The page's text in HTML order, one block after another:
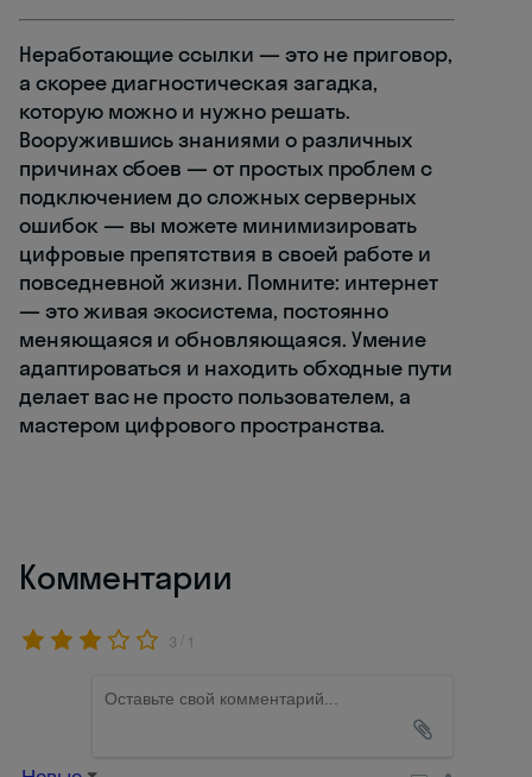
Неработающие ссылки — это не приговор,
а скорее диагностическая загадка,
которую можно и нужно решать.
Вооружившись знаниями о различных
причинах сбоев — от простых проблем с
подключением до сложных серверных
ошибок — вы можете минимизировать
цифровые препятствия в своей работе и
повседневной жизни. Помните: интернет
— это живая экосистема, постоянно
меняющаяся и обновляющаяся. Умение
адаптироваться и находить обходные пути
делает вас не просто пользователем, а
мастером цифрового пространства.
Комментарии
3 / 1